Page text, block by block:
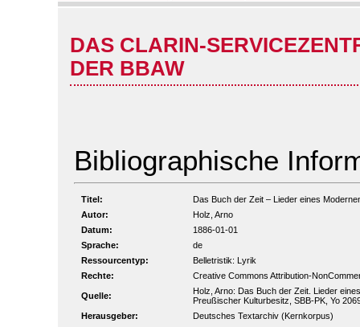
DAS CLARIN-
DER BBAW
Bibliographische
Titel:
Das Buch der Zeit – Lieder eines
Autor:
Holz, Arno
Datum:
1886-01-01
Sprache:
de
Ressourcentyp:
Belletristik: Lyrik
Rechte:
Creative Commons Attribution-
Quelle:
Holz, Arno: Das Buch der Zeit. Lieder
Preußischer Kulturbesitz, SBB-PK, Yo
Herausgeber:
Deutsches Textarchiv (Kernkorpus)